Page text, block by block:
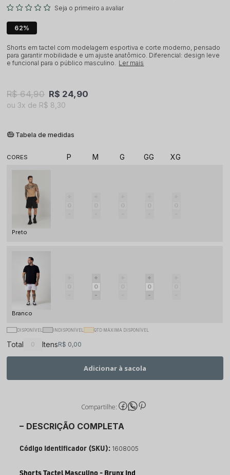
Seja o primeiro a avaliar
62%
Shorts em tactel com modelagem esportiva e corte moderno, pensado
para garantir mobilidade e um ajuste anatômico. Diferencial: design leve
e funcional para o público masculino. Ler mais
R$ 64,90 R$ 24,90
3x R$ 8,30
Tabela de medidas
P M G GG XG
Preto
Branco
DISPONÍVEL INDISPONÍVEL QTD MÁXIMA DISPONÍVEL
Total ItensR$ 0,00
Adicionar à sacola
Compartilhe:
DESCRIÇÃO COMPLETA
Código Identificador (SKU): 1608005
Shorts Tactel Masculino - Brunx Ind